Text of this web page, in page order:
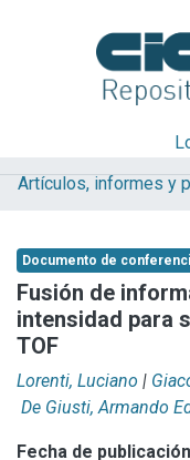
Explorar
Aportar material
Statistics
Documento de
Fusión de
intensidad para
TOF
Lorenti, Luciano |
De Giusti, Armando
Fecha de publicación